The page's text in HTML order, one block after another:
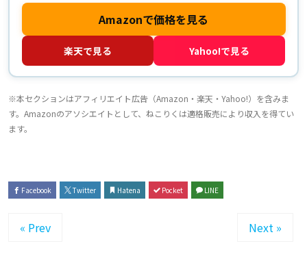
Amazonで価格を見る
楽天で見る Yahoo!で見る
※本セクションはアフィリエイト広告（Amazon・楽天・Yahoo!）を含みま
す。Amazonのアソシエイトとして、ねこりくは適格販売により収入を得てい
ます。
Facebook Twitter Hatena Pocket LINE
« Prev Next »